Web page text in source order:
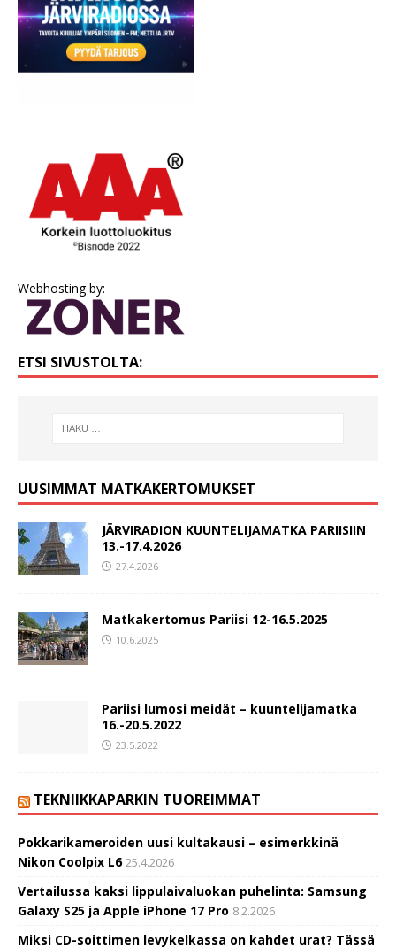
Webhosting by:
ETSI SIVUSTOLTA:
UUSIMMAT MATKAKERTOMUKSET
JÄRVIRADION KUUNTELIJAMATKA PARIISIIN
13.-17.4.2026
27.4.2026
Matkakertomus Pariisi 12-16.5.2025
10.6.2025
Pariisi lumosi meidät – kuuntelijamatka
16.-20.5.2022
23.5.2022
TEKNIIKKAPARKIN TUOREIMMAT
Pokkarikameroiden uusi kultakausi – esimerkkinä
Nikon Coolpix L6 25.4.2026
Vertailussa kaksi lippulaivaluokan puhelinta: Samsung
Galaxy S25 ja Apple iPhone 17 Pro 8.2.2026
Miksi CD-soittimen levykelkassa on kahdet urat? Tässä